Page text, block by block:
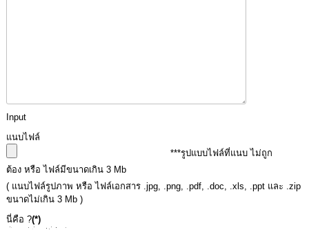
กิจการ
ท้อง
ถิ่น
ของ
เรา
Input
แนบไฟล์
***รูปแบบไฟล์ที่แนบ ไม่ถูก
ต้อง หรือ ไฟล์มีขนาดเกิน 3 Mb
( แนบไฟล์รูปภาพ หรือ ไฟล์เอกสาร .jpg, .png, .pdf, .doc, .xls, .ppt และ .zip
ขนาดไม่เกิน 3 Mb )
นี่คือ ?(*)